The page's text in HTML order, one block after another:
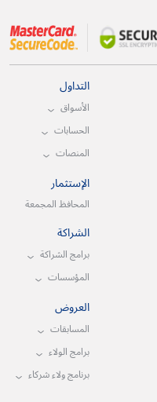
التداول
الأسواق
الحسابات
المنصات
الإستثمار
المحافظ المجمعة
الشراكة
برامج الشراكة
المؤسسات
العروض
المسابقات
برامج الولاء
برنامج ولاء شركاء